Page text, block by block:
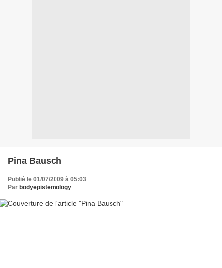
Pina Bausch
Publié le 01/07/2009 à 05:03
Par bodyepistemology